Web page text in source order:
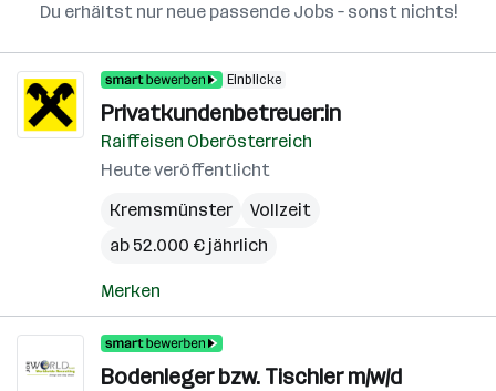
Du erhältst nur neue passende Jobs – sonst nichts!
Einblicke
Privatkundenbetreuer:in
Raiffeisen Oberösterreich
Heute veröffentlicht
Kremsmünster
Vollzeit
ab 52.000 € jährlich
Merken
Bodenleger bzw. Tischler m/w/d